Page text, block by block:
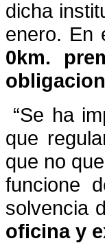
dicha
enero. En
0km.
“Se ha
que
que no
funcione
solvencia
oficina y